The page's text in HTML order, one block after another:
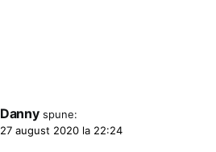
Danny spune:
27 august 2020 la 22:24